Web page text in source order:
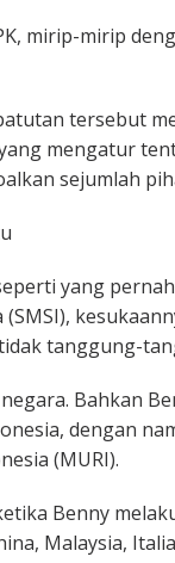
mirip-mirip
tersebut
mengatur
sejumlah
yang
(SMSI),
tanggung-
Bahkan
dengan
(MURI).
Benny
Malaysia,